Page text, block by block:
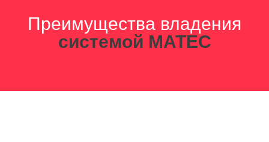
Преимущества владения
системой MATEC